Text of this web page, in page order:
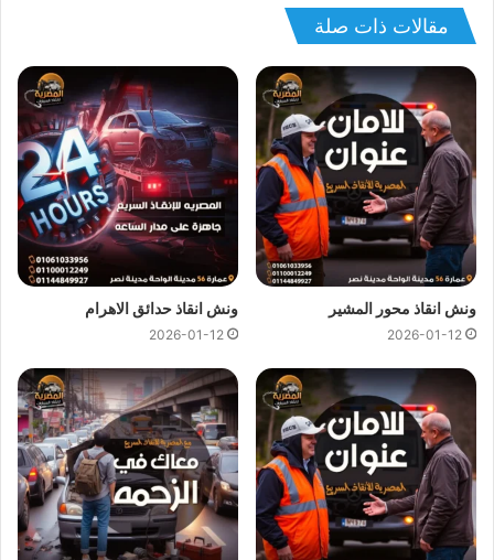
ونش انقاذ الطريق الدائري
ونش الطريق الدائري
ونش انقاذ الطريق الدائري
ونش انقاذ الطريق الدائري اسرع و ارخصونش انقاذعلي الطريق
الدائري بخصم 50% لأننا
ارخص ونش انقاذعلي الطريق الدائري
ونتميز باننااسرع ونش انقاذعلي الطريق الدائري وسعر ونش انقاذ
ثابت لدينا ولن يتم مطالبتك بأي رسوم إضافية أو إكرامية لاناسعار
ونش انقاذ سياراتلدينا تعتبر رمزية لأننا نمتلك
ونش انقاذ قريب
اقرب ونش انقاذعلي الطريق الدائري ،فريق المساعدة على اتم
الاستعداد وجاهز دائما لمساعدتك في اي وقت خلال النهار او الليل
لمساعدتك تشمل خدمات الانقاذ السريع للسيارات علي الطريق
الدائري علي ما يلي:
انقاذالسيارات
نقل السيارات
مقالات ذات صلة
ونش انقاذ محور المشير
2026-01-12
ونش انقاذ حدائق الاهرام
2026-01-12